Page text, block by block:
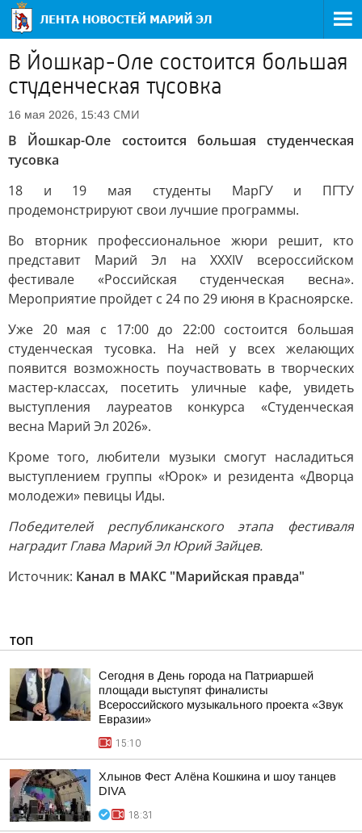
В Йошкар-Оле состоится большая
студенческая тусовка
16 мая 2026, 15:43 СМИ
В Йошкар-Оле состоится большая студенческая
тусовка
18 и 19 мая студенты МарГУ и ПГТУ
продемонстрируют свои лучшие программы.
Во вторник профессиональное жюри решит, кто
представит Марий Эл на XXXIV всероссийском
фестивале «Российская студенческая весна».
Мероприятие пройдет с 24 по 29 июня в Красноярске.
Уже 20 мая с 17:00 до 22:00 состоится большая
студенческая тусовка. На ней у всех желающих
появится возможность поучаствовать в творческих
мастер-классах, посетить уличные кафе, увидеть
выступления лауреатов конкурса «Студенческая
весна Марий Эл 2026».
Кроме того, любители музыки смогут насладиться
выступлением группы «Юрок» и резидента «Дворца
молодежи» певицы Иды.
Победителей республиканского этапа фестиваля
наградит Глава Марий Эл Юрий Зайцев.
Источник: Канал в МАКС "Марийская правда"
ТОП
Сегодня в День города на Патриаршей
площади выступят финалисты
Всероссийского музыкального проекта «Звук
Евразии»
15:10
Хлынов Фест Алёна Кошкина и шоу танцев
DIVA
18:31